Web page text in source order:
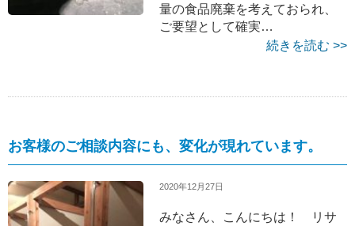
量の食品廃棄を考えておられ、
ご要望として確実…
続きを読む >>
お客様のご相談内容にも、変化が現れています。
2020年12月27日
みなさん、こんにちは！ リサ